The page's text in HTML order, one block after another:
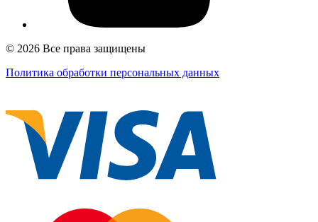
© 2026 Все права защищены
Политика обработки персональных данных